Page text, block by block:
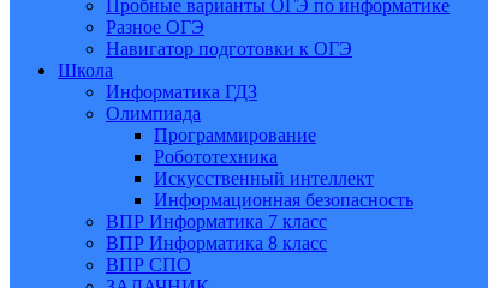
Пробные варианты ОГЭ по информатике
Разное ОГЭ
Навигатор подготовки к ОГЭ
Школа
Информатика ГДЗ
Олимпиада
Программирование
Робототехника
Искусственный интеллект
Информационная безопасность
ВПР Информатика 7 класс
ВПР Информатика 8 класс
ВПР СПО